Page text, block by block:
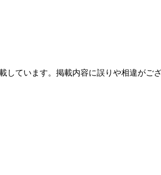
ています。掲載内容に誤りや相違がご